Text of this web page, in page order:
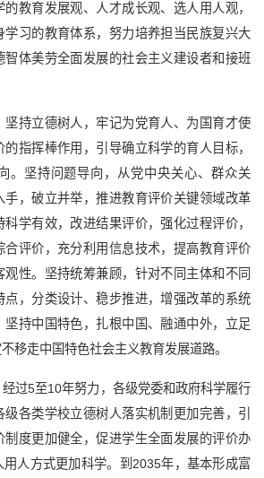
教育发展观、人才成长观、选人用人观，
学习的教育体系，努力培养担当民族复兴大
智体美劳全面发展的社会主义建设者和接班
坚持立德树人，牢记为党育人、为国育才使
指挥棒作用，引导确立科学的育人目标，
。坚持问题导向，从党中央关心、群众关
手，破立并举，推进教育评价关键领域改革
学有效，改进结果评价，强化过程评价，
合评价，充分利用信息技术，提高教育评价
性。坚持统筹兼顾，针对不同主体和不同
点，分类设计、稳步推进，增强改革的系统
持中国特色，扎根中国、融通中外，立足
移走中国特色社会主义教育发展道路。
经过5至10年努力，各级党委和政府科学履行
各类学校立德树人落实机制更加完善，引
制度更加健全，促进学生全面发展的评价办
人方式更加科学。到2035年，基本形成富